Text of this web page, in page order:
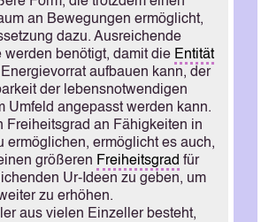
an Bewegungen ermöglicht,
dazu. Ausreichende
werden benötigt, damit die Entität
aufbauen kann, der
der lebensnotwendigen
Umfeld angepasst werden kann.
Freiheitsgrad an Fähigkeiten in
ermöglichen, ermöglicht es auch,
größeren Freiheitsgrad für
Ur-Ideen zu geben, um
zu erhöhen.
aus vielen Einzeller besteht,